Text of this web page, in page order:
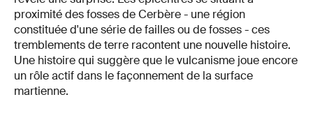
proximité des fosses de Cerbère - une région
constituée d'une série de failles ou de fosses - ces
tremblements de terre racontent une nouvelle histoire.
Une histoire qui suggère que le vulcanisme joue encore
un rôle actif dans le façonnement de la surface
martienne.